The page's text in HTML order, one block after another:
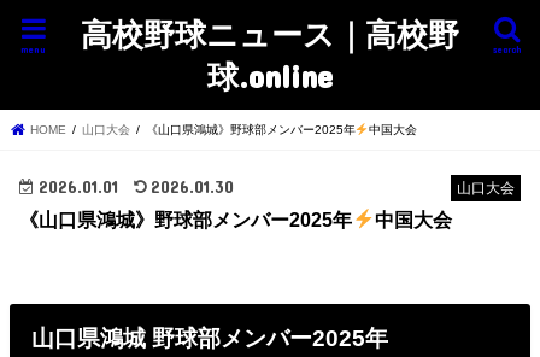
高校野球ニュース｜高校野
球.online
search
menu
HOME 山口大会 《山口県鴻城》野球部メンバー2025年 中国大会
山口大会
2026.01.01 2026.01.30
《山口県鴻城》野球部メンバー2025年 中国大会
山口県鴻城 野球部メンバー2025年